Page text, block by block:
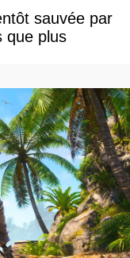
sauvée par
que plus